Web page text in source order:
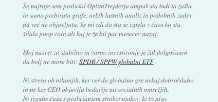
Še najraje sem poslušal OptimTrejderja ampak sta tudi ta zašla
in samo prebirata grafe, nekih lastnih analiz in podobnih zadev
pa več ne objavljata. Se mi zdi da sta se izpela v času ko sta
šilala poop coin ali kaj je že bil par mesecev nazaj.
Moj nasvet za stabilno in varno investiranje je žal dolgočasen
da bolj ne more biti: SPDR / SPPW globalni ETF.
Ni stresa ob nihanjih, ker veš da globalno gre nekaj dobro/slabo
in ne ker CEO objavlja bedarije na socialnih omrežjih.
Ni izgube časa s poslušanjem strokovnjakov, ki to niso.